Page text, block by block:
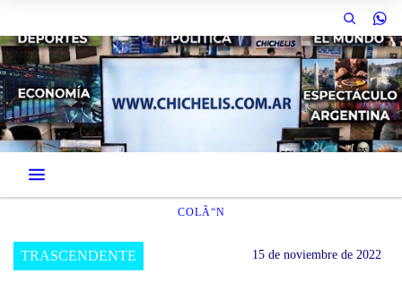
COLÃ“N
TRASCENDENTE 15 de noviembre de 2022